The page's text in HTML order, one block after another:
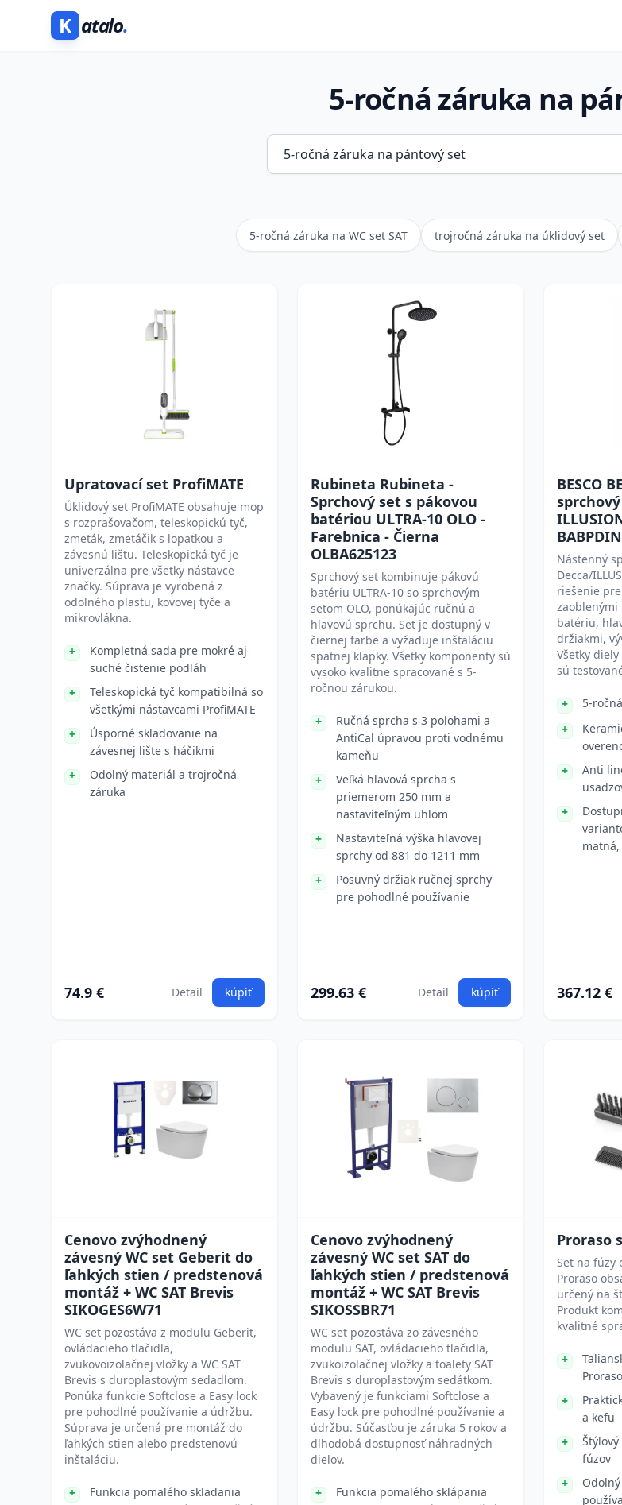
K atalo.
5-ročná záruka na
5-ročná záruka na WC set SAT trojročná záruka na úklidový set
Upratovací set ProfiMATE
Úklidový set ProfiMATE obsahuje mop
s rozprašovačom, teleskopickú tyč,
zmeták, zmetáčik s lopatkou a
závesnú lištu. Teleskopická tyč je
univerzálna pre všetky nástavce
značky. Súprava je vyrobená z
odolného plastu, kovovej tyče a
mikrovlákna.
Kompletná sada pre mokré aj
suché čistenie podláh
Teleskopická tyč kompatibilná so
všetkými nástavcami ProfiMATE
Úsporné skladovanie na
závesnej lište s háčikmi
Odolný materiál a trojročná
záruka
74.9 € Detail kúpiť
Rubineta Rubineta -
Sprchový set s pákovou
batériou ULTRA-10 OLO -
Farebnica - Čierna
OLBA625123
Sprchový set kombinuje pákovú
batériu ULTRA-10 so sprchovým
setom OLO, ponúkajúc ručnú a
hlavovú sprchu. Set je dostupný v
čiernej farbe a vyžaduje inštaláciu
spätnej klapky. Všetky komponenty sú
vysoko kvalitne spracované s 5-
ročnou zárukou.
Ručná sprcha s 3 polohami a
AntiCal úpravou proti vodnému
kameňu
Veľká hlavová sprcha s
priemerom 250 mm a
nastaviteľným uhlom
Nastaviteľná výška hlavovej
sprchy od 881 do 1211 mm
Posuvný držiak ručnej sprchy
pre pohodlné používanie
299.63 € Detail kúpiť
BESCO
Nástenný
Decca/
riešenie
zaoblenými
batériu,
držiakmi,
Všetky
sú
5-
Anti
367.12 €
Cenovo zvýhodnený
závesný WC set Geberit do
ľahkých stien / predstenová
montáž + WC SAT Brevis
SIKOGES6W71
WC set pozostáva z modulu Geberit,
ovládacieho tlačidla,
zvukovoizolačnej vložky a WC SAT
Brevis s duroplastovým sedadlom.
Ponúka funkcie Softclose a Easy lock
pre pohodlné používanie a údržbu.
Súprava je určená pre montáž do
ľahkých stien alebo predstenovú
inštaláciu.
Funkcia pomalého skladania
Cenovo zvýhodnený
závesný WC set SAT do
ľahkých stien / predstenová
montáž + WC SAT Brevis
SIKOSSBR71
WC set pozostáva zo závesného
modulu SAT, ovládacieho tlačidla,
zvukoizolačnej vložky a toalety SAT
Brevis s duroplastovým sedátkom.
Vybavený je funkciami Softclose a
Easy lock pre pohodlné používanie a
údržbu. Súčasťou je záruka 5 rokov a
dlhodobá dostupnosť náhradných
dielov.
Funkcia pomalého sklápania
Proraso
Set na fúzy
Proraso
určený na
Produkt
kvalitné
Proraso
a kefu
fúzov